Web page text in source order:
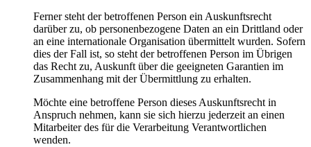
Ferner steht der betroffenen Person ein Auskunftsrecht
darüber zu, ob personenbezogene Daten an ein Drittland oder
an eine internationale Organisation übermittelt wurden. Sofern
dies der Fall ist, so steht der betroffenen Person im Übrigen
das Recht zu, Auskunft über die geeigneten Garantien im
Zusammenhang mit der Übermittlung zu erhalten.
Möchte eine betroffene Person dieses Auskunftsrecht in
Anspruch nehmen, kann sie sich hierzu jederzeit an einen
Mitarbeiter des für die Verarbeitung Verantwortlichen
wenden.